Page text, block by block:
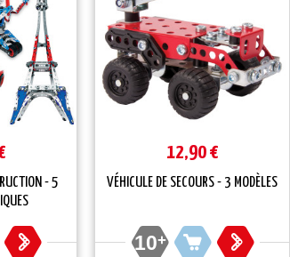
- 5
12,90 €
VÉHICULE DE SECOURS - 3 MODÈLES
10+